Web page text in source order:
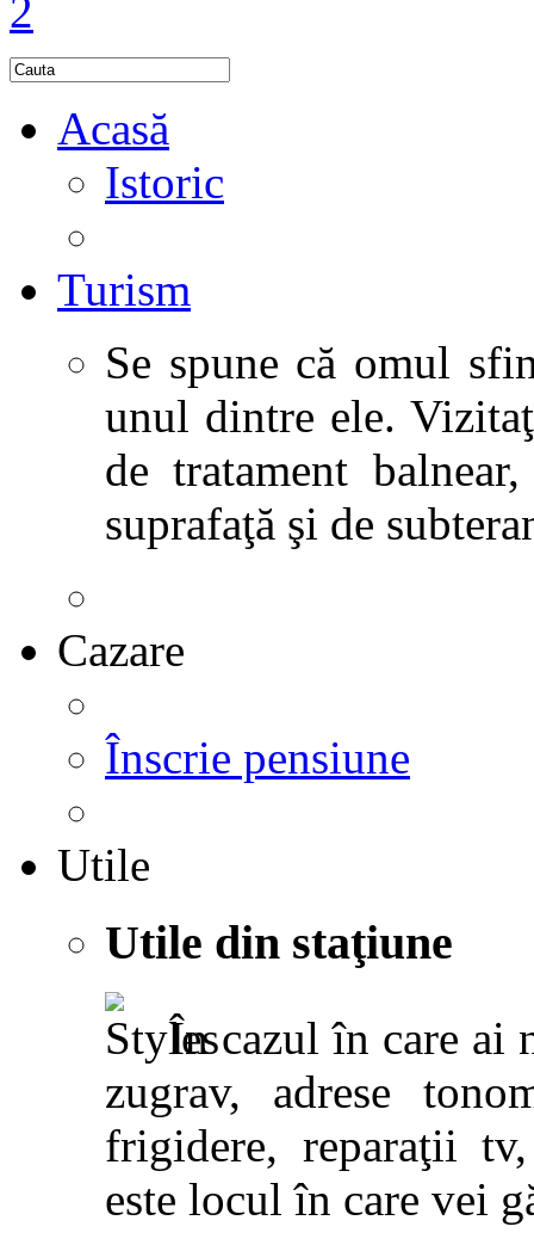
Acasă
Istoric
Turism
Se spune că omul
unul dintre ele.
de tratament
suprafaţă şi de
Cazare
Înscrie pensiune
Utile
Utile din staţiune
În cazul în care ai
zugrav, adrese
frigidere, reparaţii
este locul în care vei